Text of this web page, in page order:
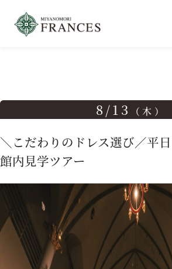
チャペル
料理
ドレス
8/13 （木）
＼こだわりのドレス選び／平
館内見学ツアー